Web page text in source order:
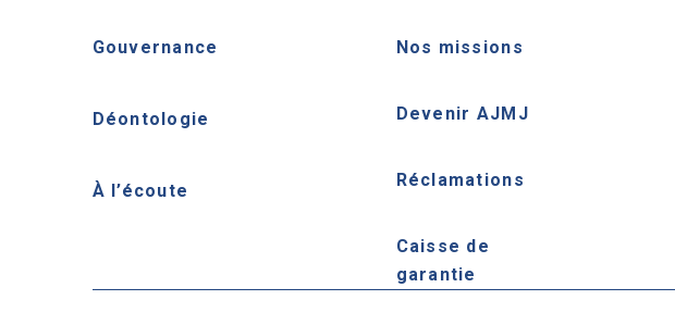
Gouvernance
Déontologie
À l’écoute
Nos missions
Devenir AJMJ
Réclamations
Caisse de
garantie